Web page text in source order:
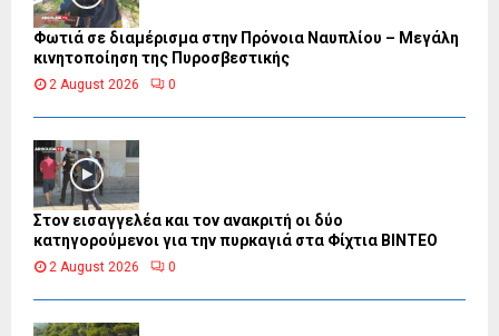
Φωτιά σε διαμέρισμα στην Πρόνοια Ναυπλίου – Μεγάλη
κινητοποίηση της Πυροσβεστικής
2 August 2026 0
Στον εισαγγελέα και τον ανακριτή οι δύο
κατηγορούμενοι για την πυρκαγιά στα Φίχτια ΒΙΝΤΕΟ
2 August 2026 0